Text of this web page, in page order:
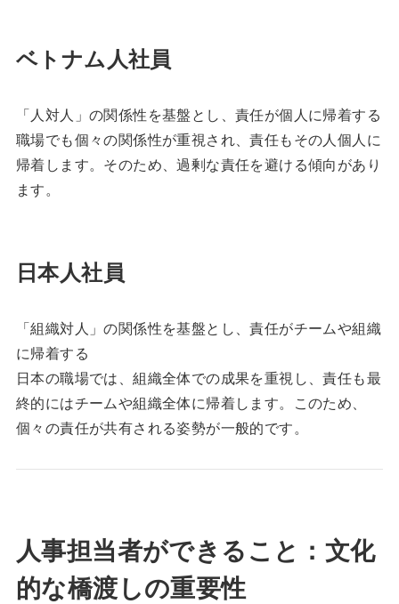
ベトナム人社員
「人対人」の関係性を基盤とし、責任が個人に帰着する
職場でも個々の関係性が重視され、責任もその人個人に
帰着します。そのため、過剰な責任を避ける傾向があり
ます。
日本人社員
「組織対人」の関係性を基盤とし、責任がチームや組織
に帰着する
日本の職場では、組織全体での成果を重視し、責任も最
終的にはチームや組織全体に帰着します。このため、
個々の責任が共有される姿勢が一般的です。
人事担当者ができること：文化
的な橋渡しの重要性